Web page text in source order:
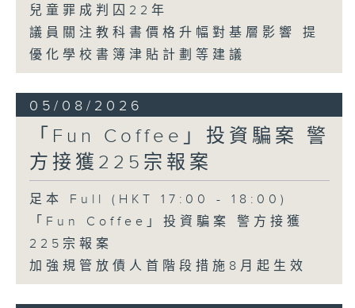
兒童罪成判囚22年
議員關注教科書價格升幅對基層影響 提
優化學校書簿津貼計劃等建議
05/08/2026
「Fun Coffee」投資騙案 警
方接獲225宗報案
足本 Full (HKT 17:00 - 18:00)
「Fun Coffee」投資騙案 警方接獲
225宗報案
加強規管放債人首階段措施8月起生效